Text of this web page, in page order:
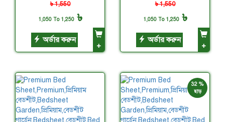
৳ 1,550
1,050 To 1,250৳
অর্ডার করুন
+
৳ 1,550
1,050 To 1,250৳
অর্ডার করুন
+
32 %
ছাড়